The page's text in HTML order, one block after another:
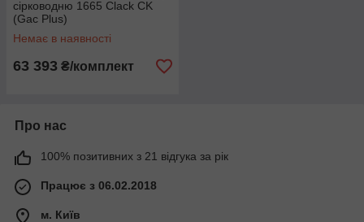
сірководню 1665 Clack CK
(Gac Plus)
Немає в наявності
63 393 ₴/комплект
Про нас
100% позитивних з 21 відгука за рік
Працює з 06.02.2018
м. Київ